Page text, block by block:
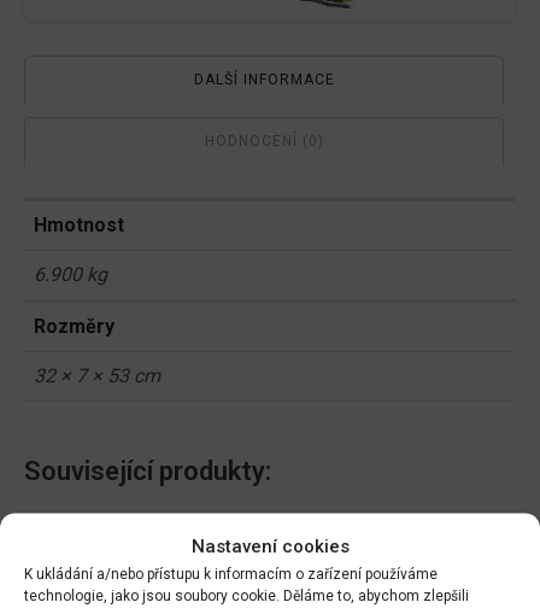
Nastavení cookies
K ukládání a/nebo přístupu k informacím o zařízení používáme
technologie, jako jsou soubory cookie. Děláme to, abychom zlepšili
DALŠÍ INFORMACE
HODNOCENÍ (0)
Hmotnost
6.900 kg
Rozměry
32 × 7 × 53 cm
Související produkty:
DO KOŠÍKU
DO KOŠÍKU
49.00Kč